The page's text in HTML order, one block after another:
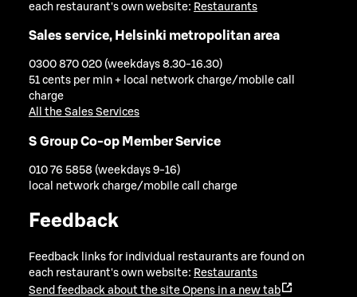
each restaurant's own website: Restaurants
Sales service, Helsinki metropolitan area
0300 870 020 (weekdays 8.30-16.30)
51 cents per min + local network charge/mobile call
charge
All the Sales Services
S Group Co-op Member Service
010 76 5858 (weekdays 9-16)
local network charge/mobile call charge
Feedback
Feedback links for individual restaurants are found on
each restaurant's own website: Restaurants
Send feedback about the site Opens in a new tab